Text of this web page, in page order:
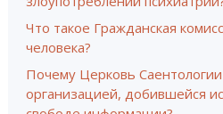
Что такое Гражданская
человека?
Почему Церковь Саентологии
организацией, добившейся